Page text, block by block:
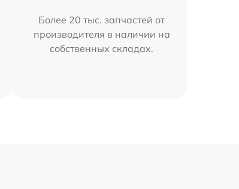
Более 20 тыс. запчастей от
производителя в наличии на
собственных складах.